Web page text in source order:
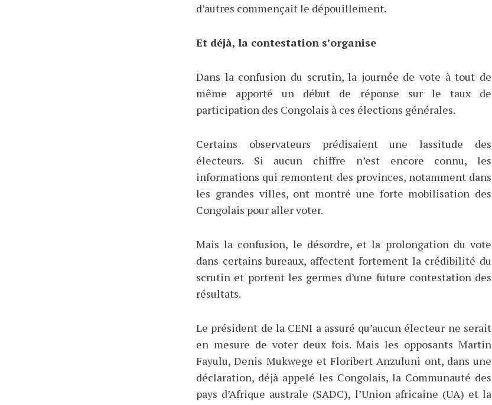
d’autres commençait le dépouillement.
Et déjà, la contestation s’organise
Dans la confusion du scrutin, la journée de vote à tout de
même apporté un début de réponse sur le taux de
participation des Congolais à ces élections générales.
Certains observateurs prédisaient une lassitude des
électeurs. Si aucun chiffre n’est encore connu, les
informations qui remontent des provinces, notamment dans
les grandes villes, ont montré une forte mobilisation des
Congolais pour aller voter.
Mais la confusion, le désordre, et la prolongation du vote
dans certains bureaux, affectent fortement la crédibilité du
scrutin et portent les germes d’une future contestation des
résultats.
Le président de la CENI a assuré qu’aucun électeur ne serait
en mesure de voter deux fois. Mais les opposants Martin
Fayulu, Denis Mukwege et Floribert Anzuluni ont, dans une
déclaration, déjà appelé les Congolais, la Communauté des
pays d’Afrique australe (SADC), l’Union africaine (UA) et la